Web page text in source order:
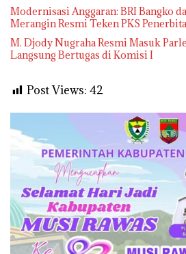
Modernisasi Anggaran: BRI Bangko
Merangin Resmi Teken PKS
M. Djody Nugraha Resmi Masuk
Langsung Bertugas di Komisi I
Post Views: 42